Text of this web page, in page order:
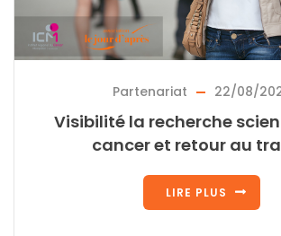
Partenariat 22/08/
Visibilité la recherche
cancer et retour au
LIRE PLUS